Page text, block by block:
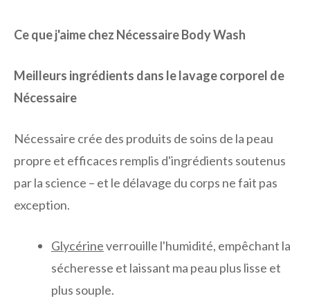
Ce que j'aime chez Nécessaire Body Wash
Meilleurs ingrédients dans le lavage corporel de
Nécessaire
Nécessaire crée des produits de soins de la peau
propre et efficaces remplis d'ingrédients soutenus
par la science – et le délavage du corps ne fait pas
exception.
Glycérineverrouille l'humidité, empêchant la
sécheresse et laissant ma peau plus lisse et
plus souple.